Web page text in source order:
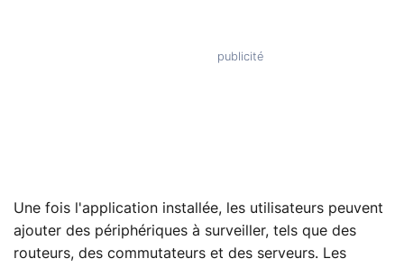
Une fois l'application installée, les utilisateurs peuvent
ajouter des périphériques à surveiller, tels que des
routeurs, des commutateurs et des serveurs. Les